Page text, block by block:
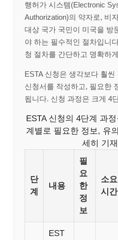
행허가 시스템(Electronic
Authorization)의 약자로, 비
대상 국가 국민이 미국을 방
야 하는 필수적인 절차입니
청 절차를 간단하고 명확하
ESTA 신청은 생각보다 훨
신청서를 작성하고, 필요한
됩니다. 신청 과정은 크게 4
ESTA 신청의 4단계 과
계별로 필요한 정보, 유
세히 기
단
계
내용
필
요
한
정
보
소요
시간
EST